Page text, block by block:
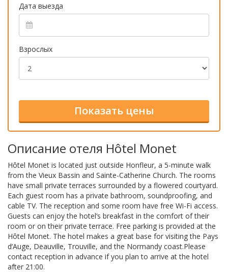
Дата выезда
Взрослых
Описание отеля Hôtel Monet
Hôtel Monet is located just outside Honfleur, a 5-minute walk
from the Vieux Bassin and Sainte-Catherine Church. The rooms
have small private terraces surrounded by a flowered courtyard.
Each guest room has a private bathroom, soundproofing, and
cable TV. The reception and some room have free Wi-Fi access.
Guests can enjoy the hotel’s breakfast in the comfort of their
room or on their private terrace. Free parking is provided at the
Hôtel Monet. The hotel makes a great base for visiting the Pays
d’Auge, Deauville, Trouville, and the Normandy coast.Please
contact reception in advance if you plan to arrive at the hotel
after 21:00.